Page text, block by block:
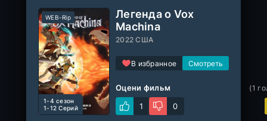
Легенда о Vox
Machina
2022 США
В избранное
WEB-Rip
1-4 cезон
1-12 Серий
Оцени фильм
1
0
(1